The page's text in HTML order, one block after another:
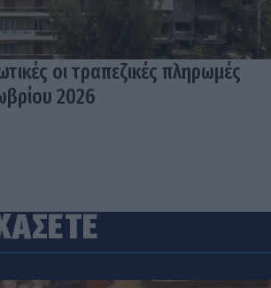
οι τραπεζικές πληρωμές
2026